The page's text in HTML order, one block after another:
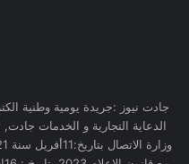
جادت نيوز :جريدة يومية وطنية